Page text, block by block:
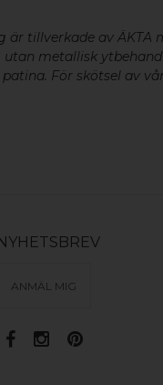
är tillverkade av ÄKTA
metallisk
För skötsel av
ANMÄL MIG